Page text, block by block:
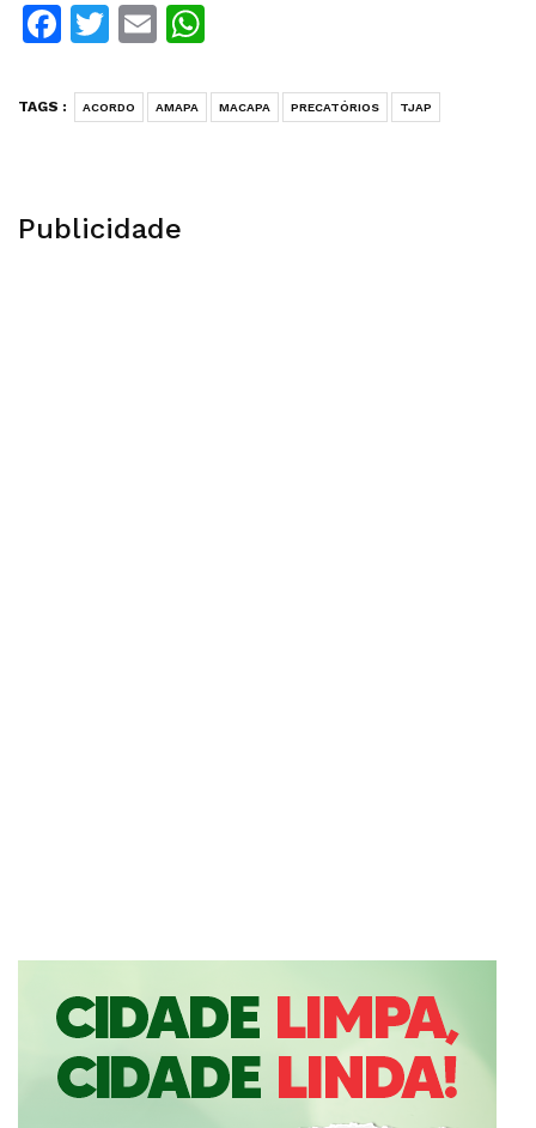
Facebook
Twitter
Email
TAGS : ACORDO AMAPA MACAPA PRECATÓRIOS TJAP
Publicidade